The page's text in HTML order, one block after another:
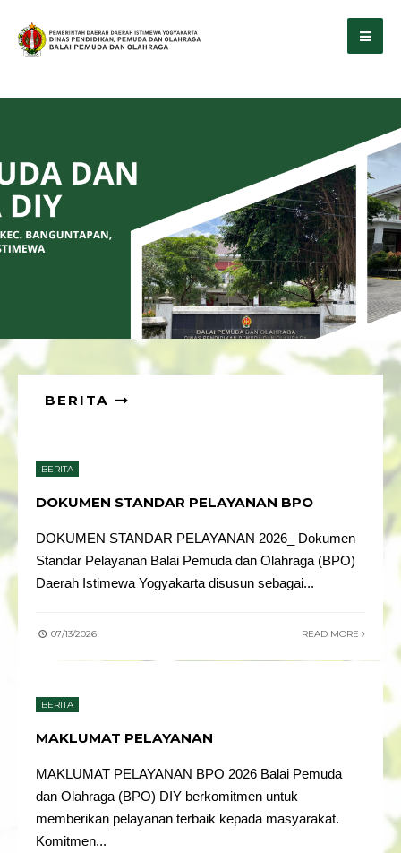
BERITA
BERITA
DOKUMEN STANDAR PELAYANAN BPO
DOKUMEN STANDAR PELAYANAN 2026_ Dokumen
Standar Pelayanan Balai Pemuda dan Olahraga (BPO)
Daerah Istimewa Yogyakarta disusun sebagai...
07/13/2026 READ MORE
BERITA
MAKLUMAT PELAYANAN
MAKLUMAT PELAYANAN BPO 2026 Balai Pemuda
dan Olahraga (BPO) DIY berkomitmen untuk
memberikan pelayanan terbaik kepada masyarakat.
Komitmen...